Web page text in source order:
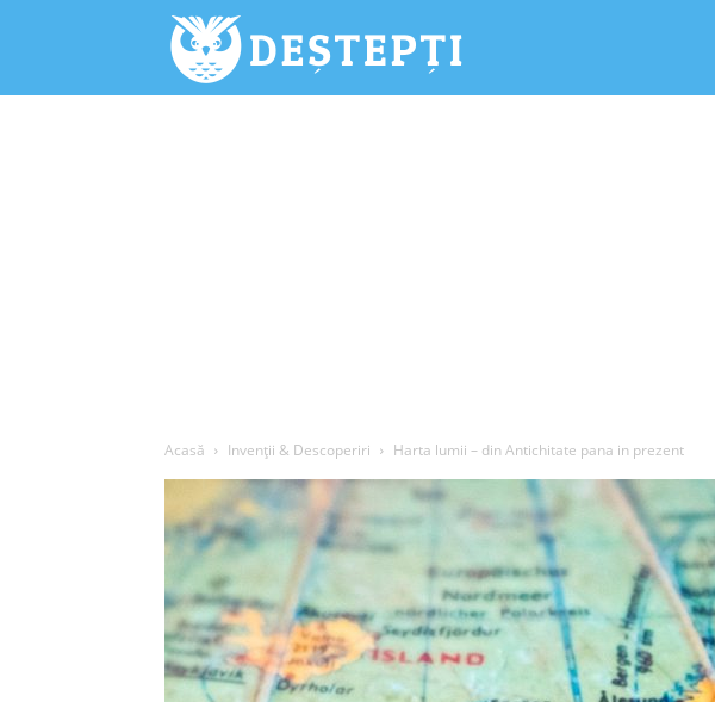
Deștepți.ro
Acasă Invenții & Descoperiri Harta lumii – din Antichitate pana in prezent